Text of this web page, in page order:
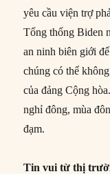
yêu cầu viện trợ
Tổng thống Biden
an ninh biên giới
chúng có thể
của đảng Cộng
nghỉ đông, mùa
đạm.
Tin vui từ thị